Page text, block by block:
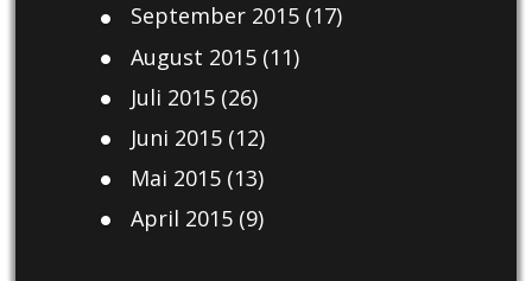
September 2015(17)
August 2015(11)
Juli 2015(26)
Juni 2015(12)
Mai 2015(13)
April 2015(9)